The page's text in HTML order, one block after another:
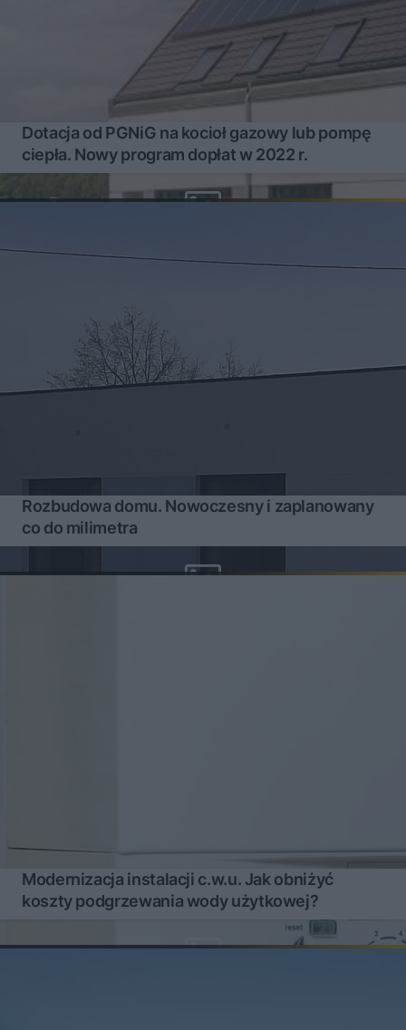
Dotacja od PGNiG na kocioł gazowy lub pompę
ciepła. Nowy program dopłat w 2022 r.
Rozbudowa domu. Nowoczesny i zaplanowany
co do milimetra
Modernizacja instalacji c.w.u. Jak obniżyć
koszty podgrzewania wody użytkowej?